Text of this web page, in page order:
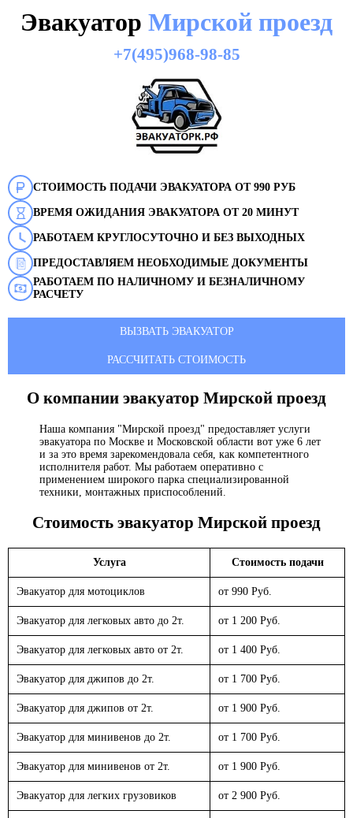
Эвакуатор Мирской проезд
+7(495)968-98-85
СТОИМОСТЬ ПОДАЧИ ЭВАКУАТОРА ОТ 990 РУБ
ВРЕМЯ ОЖИДАНИЯ ЭВАКУАТОРА ОТ 20 МИНУТ
РАБОТАЕМ КРУГЛОСУТОЧНО И БЕЗ ВЫХОДНЫХ
ПРЕДОСТАВЛЯЕМ НЕОБХОДИМЫЕ ДОКУМЕНТЫ
РАБОТАЕМ ПО НАЛИЧНОМУ И БЕЗНАЛИЧНОМУ
РАСЧЕТУ
ВЫЗВАТЬ ЭВАКУАТОР
РАССЧИТАТЬ СТОИМОСТЬ
О компании эвакуатор Мирской проезд
Наша компания "Мирской проезд" предоставляет услуги
эвакуатора по Москве и Московской области вот уже 6 лет
и за это время зарекомендовала себя, как компетентного
исполнителя работ. Мы работаем оперативно с
применением широкого парка специализированной
техники, монтажных приспособлений.
Стоимость эвакуатор Мирской проезд
Услуга Стоимость подачи
Эвакуатор для мотоциклов от 990 Руб.
Эвакуатор для легковых авто до 2т. от 1 200 Руб.
Эвакуатор для легковых авто от 2т. от 1 400 Руб.
Эвакуатор для джипов до 2т. от 1 700 Руб.
Эвакуатор для джипов от 2т. от 1 900 Руб.
Эвакуатор для минивенов до 2т. от 1 700 Руб.
Эвакуатор для минивенов от 2т. от 1 900 Руб.
Эвакуатор для легких грузовиков от 2 900 Руб.